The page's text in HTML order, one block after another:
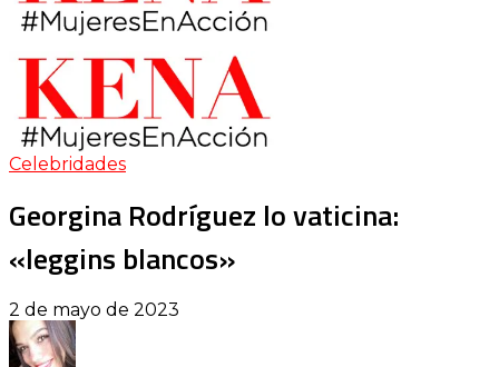
Celebridades
Georgina Rodríguez lo vaticina:
«leggins blancos»
2 de mayo de 2023